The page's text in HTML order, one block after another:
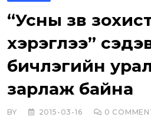
“Усны зөв
хэрэглээ”
бичлэгийн
зарлаж байна
BY 2015-03-16 0